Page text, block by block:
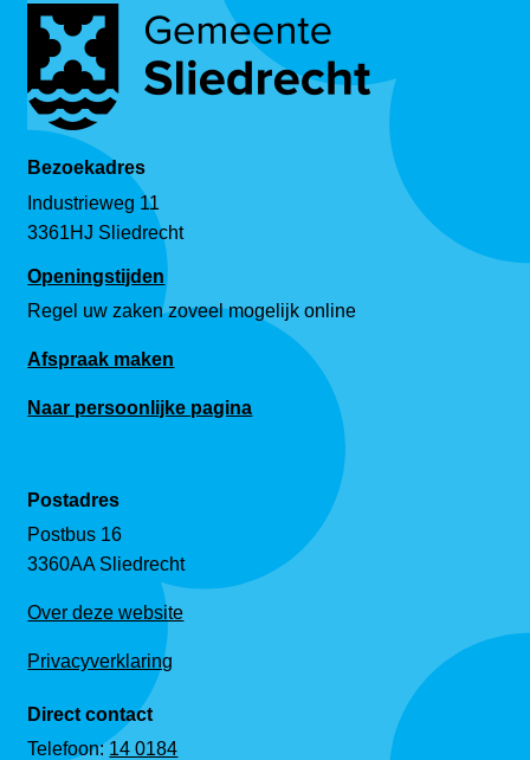
Bezoekadres
Industrieweg 11
3361HJ Sliedrecht
Openingstijden
Regel uw zaken zoveel mogelijk online
Afspraak maken
Naar persoonlijke pagina
Postadres
Postbus 16
3360AA Sliedrecht
Over deze website
Privacyverklaring
Direct contact
Telefoon:14 0184